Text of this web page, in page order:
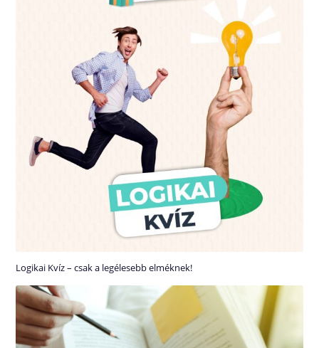
Logikai Kvíz – csak a legélesebb elméknek!